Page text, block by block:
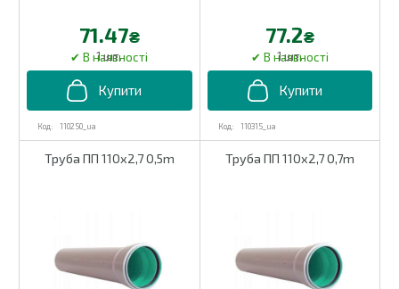
110250_ua
71.47₴
1 шт.
110315_ua
77.2₴
1 шт.
Труба ПП 110х2,7 0,5m Труба ПП 110х2,7 0,7m